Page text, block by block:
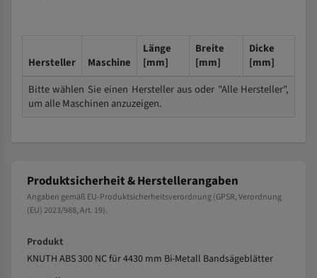
Hersteller Maschine
Länge
[mm]
Breite
[mm]
Dicke
[mm]
Bitte wählen Sie einen Hersteller aus oder "Alle Hersteller",
um alle Maschinen anzuzeigen.
Produktsicherheit & Herstellerangaben
Angaben gemäß EU-Produktsicherheitsverordnung (GPSR, Verordnung
(EU) 2023/988, Art. 19).
Produkt
KNUTH ABS 300 NC für 4430 mm Bi-Metall Bandsägeblätter